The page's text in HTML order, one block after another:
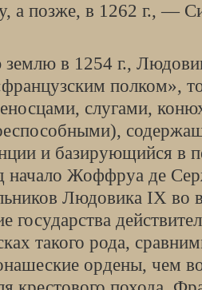
а позже, в 1262 г., —
в 1254 г.,
полком»,
слугами,
и базирующийся в
начало Жоффруа де
Людовика IX во
государства
такого рода,
ордены, чем